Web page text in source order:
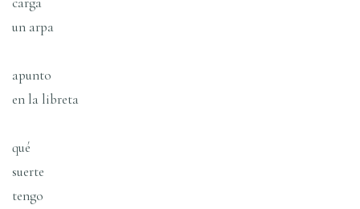
un arpa
apunto
en la libreta
qué
suerte
tengo